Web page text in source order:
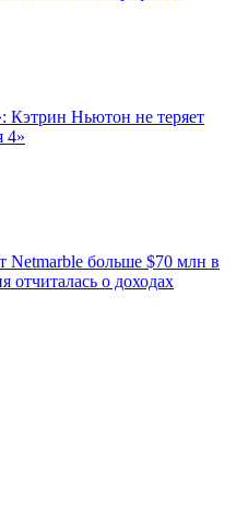
Кэтрин Ньютон не теряет
4»
Netmarble больше $70 млн в
отчиталась о доходах